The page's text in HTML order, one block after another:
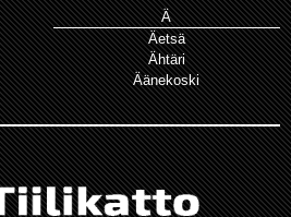
Ä
Äetsä
Ähtäri
Äänekoski